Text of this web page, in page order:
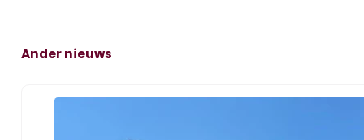
Ander nieuws